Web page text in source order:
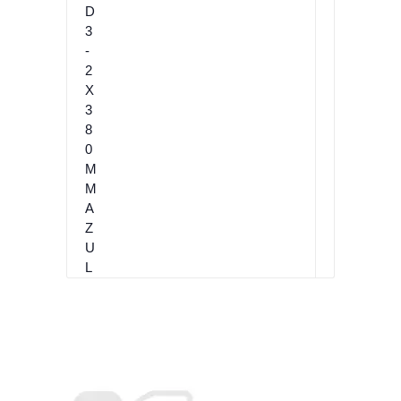
D
3
-
2
X
3
8
0
M
M
A
Z
U
L